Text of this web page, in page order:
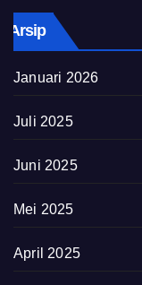
Arsip
Januari 2026
Juli 2025
Juni 2025
Mei 2025
April 2025